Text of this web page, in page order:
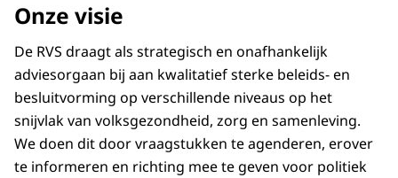
Onze visie
De RVS draagt als strategisch en onafhankelijk
adviesorgaan bij aan kwalitatief sterke beleids- en
besluitvorming op verschillende niveaus op het
snijvlak van volksgezondheid, zorg en samenleving.
We doen dit door vraagstukken te agenderen, erover
te informeren en richting mee te geven voor politiek